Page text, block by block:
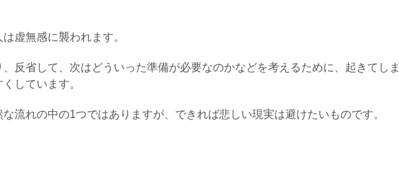
虚無感に襲われます。
、反省して、次はどういった準備が必要なのかなどを考えるために、起きてし
しています。
流れの中の1つではありますが、できれば悲しい現実は避けたいものです。